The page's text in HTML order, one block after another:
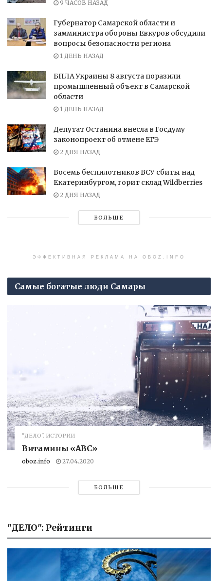
9 ЧАСОВ НАЗАД
Губернатор Самарской области и
замминистра обороны Евкуров обсудили
вопросы безопасности региона
1 ДЕНЬ НАЗАД
БПЛА Украины 8 августа поразили
промышленный объект в Самарской
области
1 ДЕНЬ НАЗАД
Депутат Останина внесла в Госдуму
законопроект об отмене ЕГЭ
2 ДНЯ НАЗАД
Восемь беспилотников ВСУ сбиты над
Екатеринбургом, горит склад Wildberries
2 ДНЯ НАЗАД
БОЛЬШЕ
ЭФФЕКТИВНАЯ РЕКЛАМА НА OBOZ.INFO
Самые богатые люди Самары
"ДЕЛО". ИСТОРИИ
Витамины «АВС»
oboz.info 27.04.2020
БОЛЬШЕ
"ДЕЛО": Рейтинги